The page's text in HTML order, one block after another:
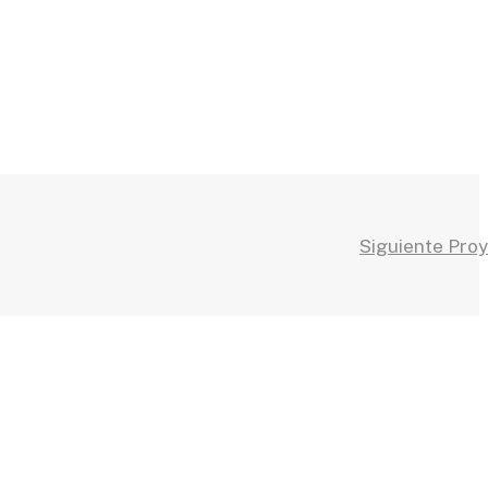
Siguiente